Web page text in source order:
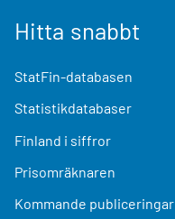
Hitta snabbt
StatFin-databasen
Statistikdatabaser
Finland i siffror
Prisomräknaren
Kommande publiceringar